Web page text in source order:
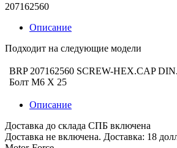
207162560
Описание
Подходит на следующие модели
BRP 207162560 SCREW-HEX.CAP
Болт M6 X 25
Описание
Доставка до склада СПБ включена
Доставка не включена. Доставка: 18